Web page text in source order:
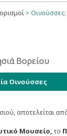
>
Οινούσσες
αποτελείται
Μουσείο, το